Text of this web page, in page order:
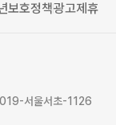
보호정책광고제휴
서울서초-1126